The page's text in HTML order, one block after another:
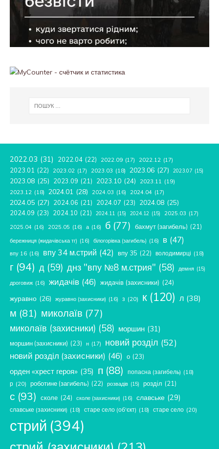
2022.03 (31) 2022.04 (22) 2022.09 (17) 2022.12 (17)
2023.01 (22) 2023.02 (17) 2023.03 (18) 2023.06 (27) 2023.07 (15)
2023.08 (25) 2023.09 (21) 2023.10 (24) 2023.11 (19)
2023.12 (18) 2024.01 (28) 2024.03 (16) 2024.04 (17)
2024.05 (27) 2024.06 (21) 2024.07 (23) 2024.08 (25)
2024.09 (23) 2024.10 (21) 2024.11 (15) 2024.12 (15) 2025.03 (17)
2025.04 (16) 2025.05 (16) а (16) б (77) бахмут (загибель) (21)
бережниця (жидачівська тг) (16) білогорівка (загибель) (16) в (47)
впу 16 (16) впу 34 м.стрий (42) впу 35 (22) володимирці (18)
г (94) д (59) днз "впу №8 м.стрия" (58) демня (15)
дроговиж (16) жидачів (46) жидачів (захисники) (24)
журавно (26) журавно (захисники) (16) з (20) к (120) л (38)
м (81) миколаїв (77)
миколаїв (захисники) (58) моршин (31)
моршин (захисники) (23) н (17) новий розділ (52)
новий розділ (захисники) (46) о (23)
орден «хрест героя» (35) п (88) попасна (загибель) (18)
р (20) роботине (загибель) (22) розвадів (15) розділ (21)
с (93) сколе (24) сколе (захисники) (16) славське (29)
славське (захисники) (18) старе село (об'єкт) (18) старе село (20)
стрий (394)